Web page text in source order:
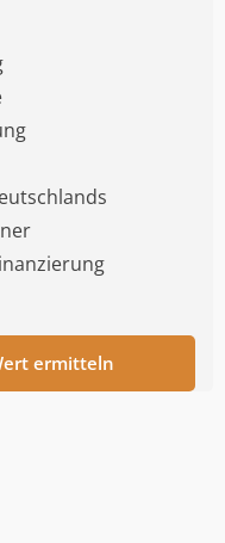
ermitteln